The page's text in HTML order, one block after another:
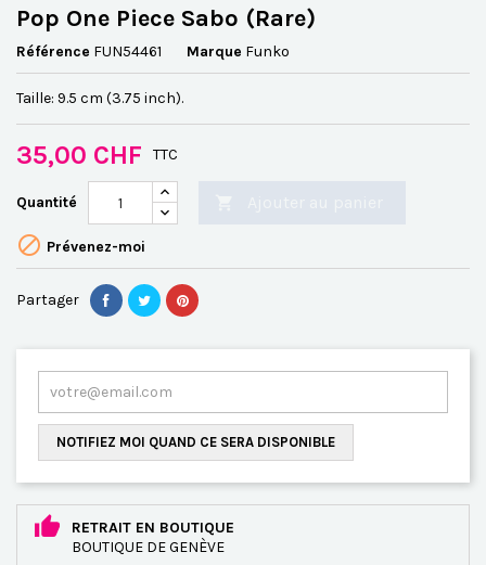
Pop One Piece Sabo (Rare)
Référence FUN54461 Marque Funko
Taille: 9.5 cm (3.75 inch).
35,00 CHF TTC
Quantité
 Prévenez-moi
Partager
NOTIFIEZ MOI QUAND CE SERA DISPONIBLE
RETRAIT EN BOUTIQUE
BOUTIQUE DE GENÈVE